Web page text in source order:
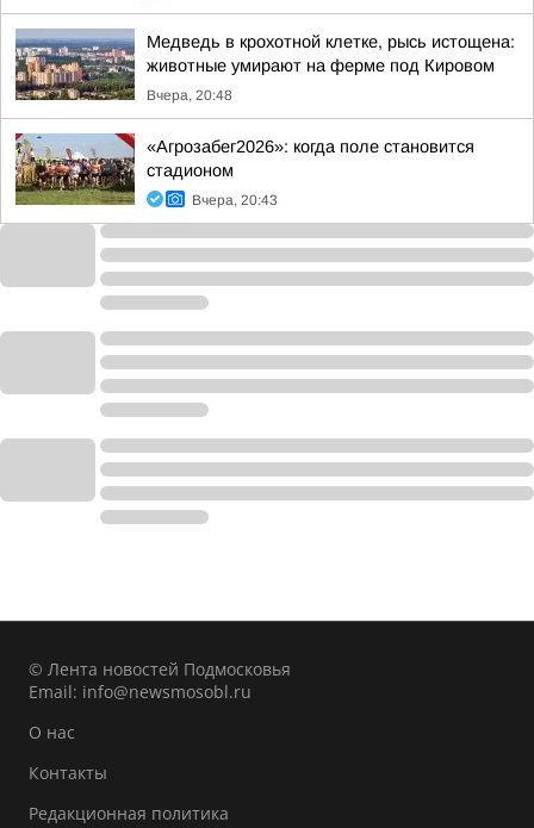
Медведь в крохотной клетке, рысь истощена:
животные умирают на ферме под Кировом
Вчера, 20:48
«Агрозабег2026»: когда поле становится
стадионом
Вчера, 20:43
© Лента новостей Подмосковья
Email: info@newsmosobl.ru
О нас
Контакты
Редакционная политика